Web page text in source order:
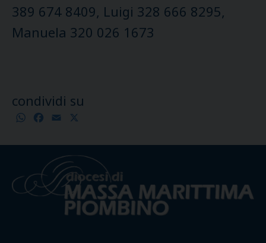
389 674 8409, Luigi 328 666 8295,
Manuela 320 026 1673
condividi su
WhatsApp
Facebook
Email